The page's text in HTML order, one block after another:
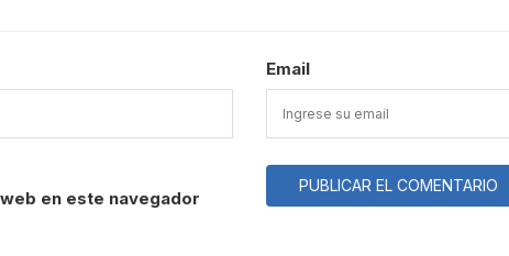
Email
en este navegador